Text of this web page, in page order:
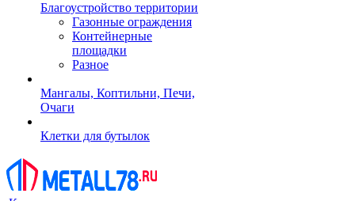
Благоустройство территории
Газонные ограждения
Контейнерные
площадки
Разное
Мангалы, Коптильни, Печи,
Очаги
Клетки для бутылок